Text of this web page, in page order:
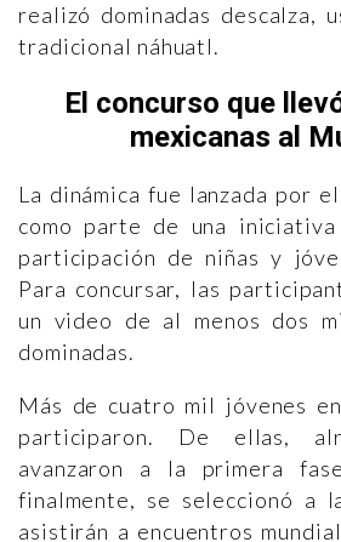
realizó dominadas descalza,
tradicional náhuatl.
El concurso que
mexicanas al
La dinámica fue lanzada por
como parte de una
participación de niñas y
Para concursar, las
un video de al menos dos
dominadas.
Más de cuatro mil jóvenes
participaron. De ellas,
avanzaron a la primera
finalmente, se seleccionó a
asistirán a encuentros